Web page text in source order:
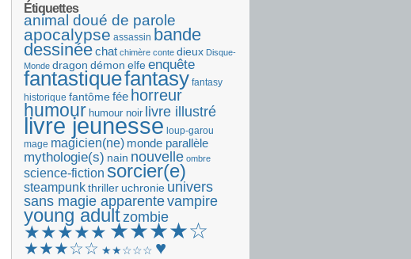
Étiquettes
animal doué de parole
apocalypse assassin bande
dessinéechat chimère conte dieux Disque-
Monde dragon démon elfeenquête
fantastiquefantasy fantasy
historique fantômefée horreur
humour humour noir livre illustré
livre jeunesse loup-garou
mage magicien(ne) monde parallèle
mythologie(s) nain nouvelle ombre
science-fiction sorcier(e)
steampunkthriller uchronie univers
sans magie apparentevampire
young adultzombie
★★★★★ ★★★★☆
★★★☆☆ ★★☆☆☆ ♥